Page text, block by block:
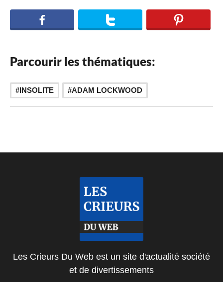
Parcourir les thématiques:
INSOLITE ADAM LOCKWOOD
Les Crieurs Du Web est un site d'actualité société
et de divertissements